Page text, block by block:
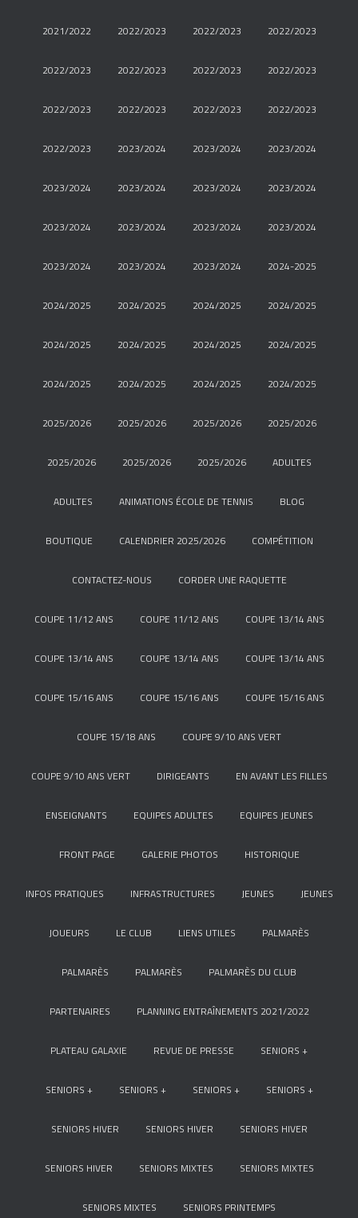
2021/2022 2022/2023 2022/2023 2022/2023
2022/2023 2022/2023 2022/2023 2022/2023
2022/2023 2022/2023 2022/2023 2022/2023
2022/2023 2023/2024 2023/2024 2023/2024
2023/2024 2023/2024 2023/2024 2023/2024
2023/2024 2023/2024 2023/2024 2023/2024
2023/2024 2023/2024 2023/2024 2024-2025
2024/2025 2024/2025 2024/2025 2024/2025
2024/2025 2024/2025 2024/2025 2024/2025
2024/2025 2024/2025 2024/2025 2024/2025
2025/2026 2025/2026 2025/2026 2025/2026
2025/2026 2025/2026 2025/2026 ADULTES
ADULTES ANIMATIONS ÉCOLE DE TENNIS BLOG
BOUTIQUE CALENDRIER 2025/2026 COMPÉTITION
CONTACTEZ-NOUS CORDER UNE RAQUETTE
COUPE 11/12 ANS COUPE 11/12 ANS COUPE 13/14 ANS
COUPE 13/14 ANS COUPE 13/14 ANS COUPE 13/14 ANS
COUPE 15/16 ANS COUPE 15/16 ANS COUPE 15/16 ANS
COUPE 15/18 ANS COUPE 9/10 ANS VERT
COUPE 9/10 ANS VERT DIRIGEANTS EN AVANT LES FILLES
ENSEIGNANTS EQUIPES ADULTES EQUIPES JEUNES
FRONT PAGE GALERIE PHOTOS HISTORIQUE
INFOS PRATIQUES INFRASTRUCTURES JEUNES JEUNES
JOUEURS LE CLUB LIENS UTILES PALMARÈS
PALMARÈS PALMARÈS PALMARÈS DU CLUB
PARTENAIRES PLANNING ENTRAÎNEMENTS 2021/2022
PLATEAU GALAXIE REVUE DE PRESSE SENIORS +
SENIORS + SENIORS + SENIORS + SENIORS +
SENIORS HIVER SENIORS HIVER SENIORS HIVER
SENIORS HIVER SENIORS MIXTES SENIORS MIXTES
SENIORS MIXTES SENIORS PRINTEMPS